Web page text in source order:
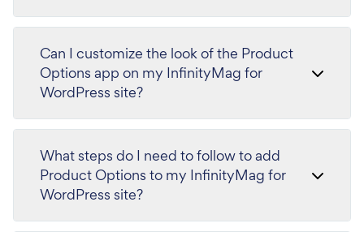
Can I customize the look of the Product
Options app on my InfinityMag for
WordPress site?
What steps do I need to follow to add
Product Options to my InfinityMag for
WordPress site?